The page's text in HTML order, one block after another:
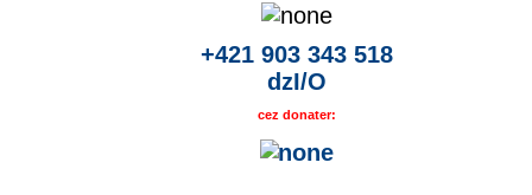
+421 903 343 518
dzI/O
cez donater: